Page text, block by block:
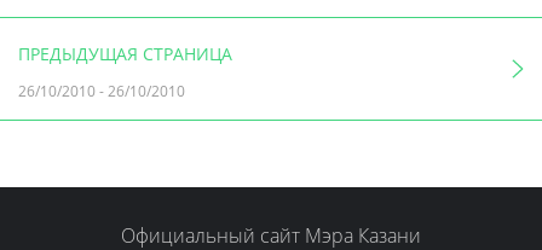
ПРЕДЫДУЩАЯ СТРАНИЦА
26/10/2010-26/10/2010
Официальный сайт Мэра Казани